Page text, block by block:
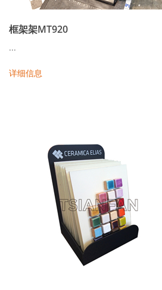
框架架MT920
...
详细信息